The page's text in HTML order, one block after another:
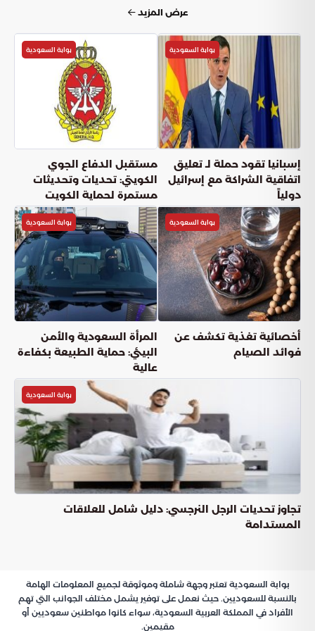
بوابة السعودية
المرور: استخدام أكتاف الطريق للتجاوز
يعرقل حركة المركبات ويؤدي لحوادث خطرة
بوابة السعودية أعجبني(
0
دقيقة نشر:
ضوابط وعقوبات القيادة على أكتاف الطريق في المملكة
المخاطر الأمنية والمرورية لتجاوز المسارات المحددة
جدول غرامات مخالفات المسارات والأكتاف
الرصد الآلي وتعزيز الانضباط التقني
نحو ثقافة مرورية واعية
تعتبرالقيادة على أكتاف الطريقمن أبرز التجاوزات التي تسعى
الإدارة العامة للمرور في المملكة للحد منها، وذلك لضمان أعلى
معايير السلامة العامة. إن هذه المسارات لم تُخصص لتكون